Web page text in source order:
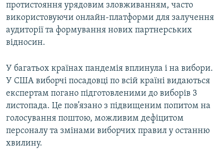
протистояння урядовим зловживанням, часто
використовуючи онлайн-платформи для залучення
аудиторії та формування нових партнерських
відносин.
У багатьох країнах пандемія вплинула і на вибори.
У США виборчі посадовці по всій країні видаються
експертам погано підготовленими до виборів 3
листопада. Це пов’язано з підвищеним попитом на
голосування поштою, можливим дефіцитом
персоналу та змінами виборчих правил у останню
хвилину.